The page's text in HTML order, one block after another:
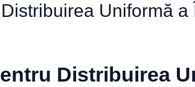
Uniformă
Distribuirea